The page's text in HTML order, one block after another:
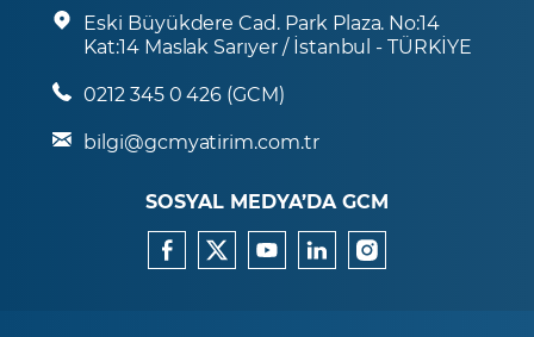
Eski Büyükdere Cad. Park Plaza. No:14
Kat:14 Maslak Sarıyer / İstanbul - TÜRKİYE
0212 345 0 426 (GCM)
bilgi@gcmyatirim.com.tr
SOSYAL MEDYA’DA GCM